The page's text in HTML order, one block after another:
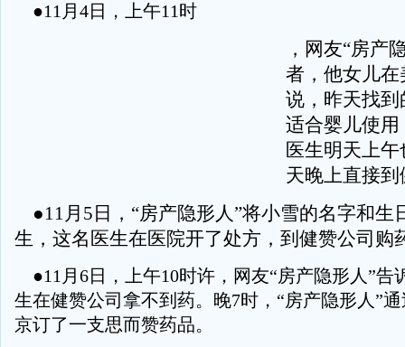
●11月4日，上午11时
，网友“房产
者，他女儿
说，昨天找
适合婴儿使
医生明天上
天晚上直接
●11月5日，“房产隐形人”将小雪的名字和生
生，这名医生在医院开了处方，到健赞公司购
●11月6日，上午10时许，网友“房产隐形人”告
生在健赞公司拿不到药。晚7时，“房产隐形人”
京订了一支思而赞药品。